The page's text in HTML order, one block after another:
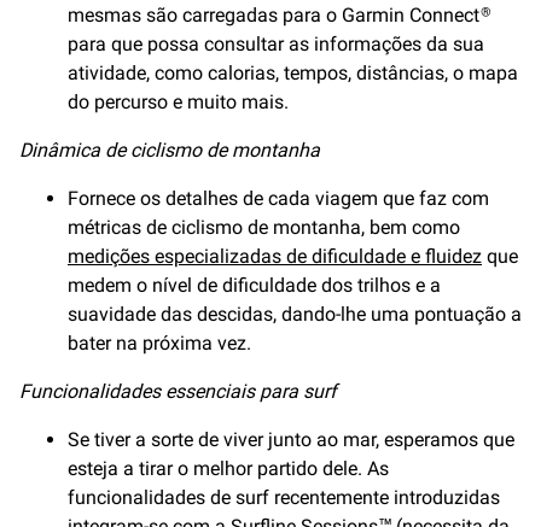
mesmas são carregadas para o Garmin Connect®
para que possa consultar as informações da sua
atividade, como calorias, tempos, distâncias, o mapa
do percurso e muito mais.
Dinâmica de ciclismo de montanha
Fornece os detalhes de cada viagem que faz com
métricas de ciclismo de montanha, bem como
medições especializadas de dificuldade e fluidez que
medem o nível de dificuldade dos trilhos e a
suavidade das descidas, dando-lhe uma pontuação a
bater na próxima vez.
Funcionalidades essenciais para surf
Se tiver a sorte de viver junto ao mar, esperamos que
esteja a tirar o melhor partido dele. As
funcionalidades de surf recentemente introduzidas